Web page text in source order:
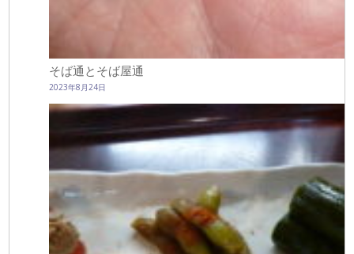
そば通とそば屋通
2023年8月24日